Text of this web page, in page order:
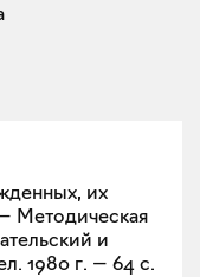
их
Методическая
и
1980 г. — 64 с.